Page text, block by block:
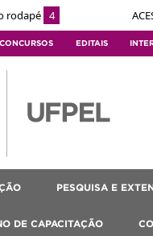
rodapé 4
CONCURSOS EDITAIS
PESQUISA E
DE CAPACITAÇÃO